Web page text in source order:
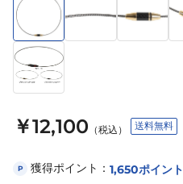
￥12,100 （税込） 送料無料
P 獲得ポイント： 1,650ポイント